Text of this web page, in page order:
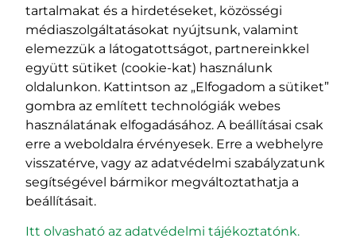
Impresszum
Adatvédelmi szabályzat
EPP program
400029 Kolozsvár,
Fürdő (Card. Iuliu Hossu) utca, 41.
szám
tel/fax:0723 250 321
email:office@rmdsz.ro
400489 Kolozsvár,
Majális utca, 60.
szám
tel/fax:0264 590 758
email:
office@rmdsz.ro
tartalmakat és a hirdetéseket, közösségi
médiaszolgáltatásokat nyújtsunk, valamint
elemezzük a látogatottságot, partnereinkkel
együtt sütiket (cookie-kat) használunk
oldalunkon. Kattintson az „Elfogadom a sütiket”
gombra az említett technológiák webes
használatának elfogadásához. A beállításai csak
erre a weboldalra érvényesek. Erre a webhelyre
visszatérve, vagy az adatvédelmi szabályzatunk
segítségével bármikor megváltoztathatja a
beállításait.
Itt olvasható az adatvédelmi tájékoztatónk.